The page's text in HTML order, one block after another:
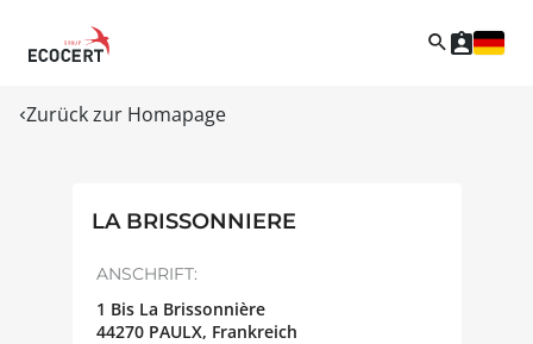
Zurück zur Homapage
LA BRISSONNIERE
ANSCHRIFT:
1 Bis La Brissonnière
44270 PAULX, Frankreich